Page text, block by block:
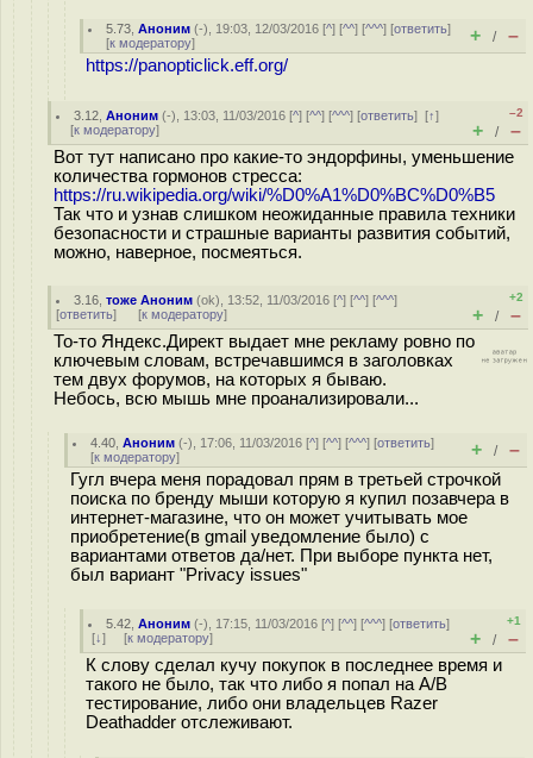
5.73 ,Аноним (-), 19:03, 12/03/2016 [^] [^^] [^^^] [ответить]
[к модератору] + / –
https://panopticlick.eff.org/
3.12 ,Аноним (-), 13:03, 11/03/2016 [^] [^^] [^^^] [ответить][↑]
[к модератору]
–2
+ / –
Вот тут написано про какие-то эндорфины, уменьшение
количества гормонов стресса:
https://ru.wikipedia.org/wiki/%D0%A1%D0%BC%D0%B5
Так что и узнав слишком неожиданные правила техники
безопасности и страшные варианты развития событий,
можно, наверное, посмеяться.
3.16 ,тоже Аноним (ok), 13:52, 11/03/2016 [^] [^^] [^^^]
[ответить] [к модератору]
+2
+ / –
То-то Яндекс.Директ выдает мне рекламу ровно по
ключевым словам, встречавшимся в заголовках
тем двух форумов, на которых я бываю.
Небось, всю мышь мне проанализировали...
4.40 ,Аноним (-), 17:06, 11/03/2016 [^] [^^] [^^^] [ответить]
[к модератору] + / –
Гугл вчера меня порадовал прям в третьей строчкой
поиска по бренду мыши которую я купил позавчера в
интернет-магазине, что он может учитывать мое
приобретение(в gmail уведомление было) с
вариантами ответов да/нет. При выборе пункта нет,
был вариант "Privacy issues"
5.42 ,Аноним (-), 17:15, 11/03/2016 [^] [^^] [^^^] [ответить]
[↓] [к модератору]
+1
+ / –
К слову сделал кучу покупок в последнее время и
такого не было, так что либо я попал на А/В
тестирование, либо они владельцев Razer
Deathadder отслеживают.